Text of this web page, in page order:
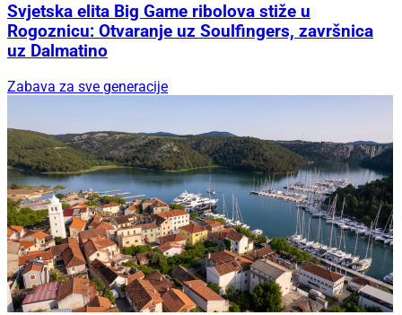
Svjetska elita Big Game ribolova stiže u
Rogoznicu: Otvaranje uz Soulfingers, završnica
uz Dalmatino
Zabava za sve generacije